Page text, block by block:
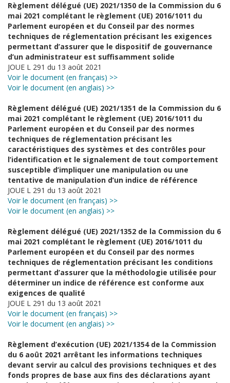
Règlement délégué (UE) 2021/1350 de la Commission du 6
mai 2021 complétant le règlement (UE) 2016/1011 du
Parlement européen et du Conseil par des normes
techniques de réglementation précisant les exigences
permettant d’assurer que le dispositif de gouvernance
d’un administrateur est suffisamment solide
JOUE L 291 du 13 août 2021
Voir le document (en français) >>
Voir le document (en anglais) >>
Règlement délégué (UE) 2021/1351 de la Commission du 6
mai 2021 complétant le règlement (UE) 2016/1011 du
Parlement européen et du Conseil par des normes
techniques de réglementation précisant les
caractéristiques des systèmes et des contrôles pour
l’identification et le signalement de tout comportement
susceptible d’impliquer une manipulation ou une
tentative de manipulation d’un indice de référence
JOUE L 291 du 13 août 2021
Voir le document (en français) >>
Voir le document (en anglais) >>
Règlement délégué (UE) 2021/1352 de la Commission du 6
mai 2021 complétant le règlement (UE) 2016/1011 du
Parlement européen et du Conseil par des normes
techniques de réglementation précisant les conditions
permettant d’assurer que la méthodologie utilisée pour
déterminer un indice de référence est conforme aux
exigences de qualité
JOUE L 291 du 13 août 2021
Voir le document (en français) >>
Voir le document (en anglais) >>
Règlement d’exécution (UE) 2021/1354 de la Commission
du 6 août 2021 arrêtant les informations techniques
devant servir au calcul des provisions techniques et des
fonds propres de base aux fins des déclarations ayant